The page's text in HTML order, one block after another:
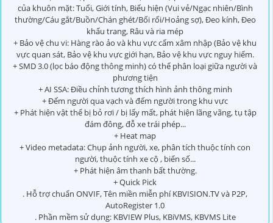
của khuôn mặt: Tuổi, Giới tính, Biểu hiện (Vui vẻ/Ngạc nhiên/Bình
thường/Cáu gắt/Buồn/Chán ghét/Bối rối/Hoảng sợ), Đeo kính, Đeo
khẩu trang, Râu và ria mép
+ Bảo vệ chu vi: Hàng rào ảo và khu vực cấm xâm nhập (Bảo vệ khu
vực quan sát, Bảo vệ khu vực giới hạn, Bảo vệ khu vực nguy hiểm.
+ SMD 3.0 (lọc báo động thông minh) có thể phân loại giữa người và
phương tiện
+ AI SSA: Điều chỉnh tương thích hình ảnh thông minh
+ Đếm người qua vạch và đếm người trong khu vực
+ Phát hiện vật thể bị bỏ rơi / bị lấy mất, phát hiện lãng vãng, tụ tập
đám đông, đỗ xe trái phép...
+ Heat map
+ Video metadata: Chụp ảnh người, xe, phân tích thuộc tính con
người, thuộc tính xe cộ , biển số...
+ Phát hiện âm thanh bất thường.
+ Quick Pick
. Hỗ trợ chuẩn ONVIF, Tên miền miễn phí KBVISION.TV và P2P,
AutoRegister 1.0
. Phần mềm sử dụng: KBVIEW Plus, KBiVMS, KBVMS Lite